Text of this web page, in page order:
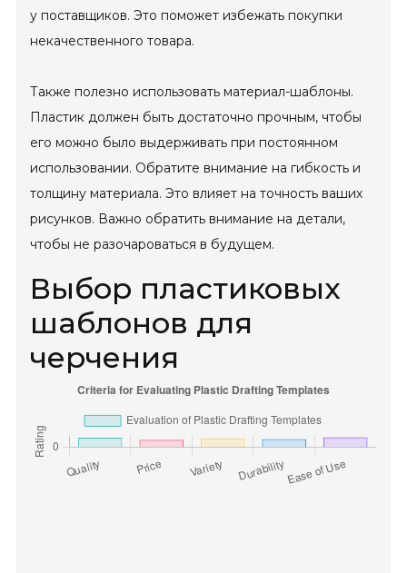
у поставщиков. Это поможет избежать покупки
некачественного товара.
Также полезно использовать материал-шаблоны.
Пластик должен быть достаточно прочным, чтобы
его можно было выдерживать при постоянном
использовании. Обратите внимание на гибкость и
толщину материала. Это влияет на точность ваших
рисунков. Важно обратить внимание на детали,
чтобы не разочароваться в будущем.
Выбор пластиковых
шаблонов для
черчения